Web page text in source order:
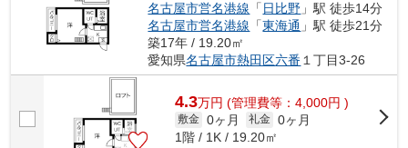
名古屋市営名港線 「 日比野 」駅 徒歩14分
名古屋市営名港線 「東海通 」駅 徒歩21分
築17年 / 19.20㎡
愛知県名古屋市熱田区六番 １丁目3-26
4.3万円 (管理費等：4,000円 )
敷金 0ヶ月 礼金 0ヶ月
1階 / 1K / 19.20㎡